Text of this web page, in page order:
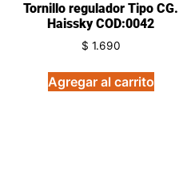
Tornillo regulador Tipo CG.
Haissky COD:0042
$ 1.690
Agregar al carrito